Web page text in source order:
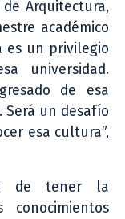
Arquitectura,
académico
es un privilegio
universidad.
de esa
Será un desafío
esa cultura”,
de tener la